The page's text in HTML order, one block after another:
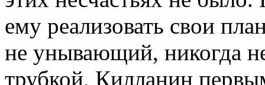
ему реализовать свои
не унывающий, никогда
трубкой, Килланин